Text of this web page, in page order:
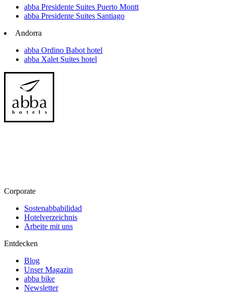
abba Presidente Suites Puerto Montt
abba Presidente Suites Santiago
Andorra
abba Ordino Babot hotel
abba Xalet Suites hotel
Corporate
Sostenabbabilidad
Hotelverzeichnis
Arbeite mit uns
Entdecken
Blog
Unser Magazin
abba bike
Newsletter